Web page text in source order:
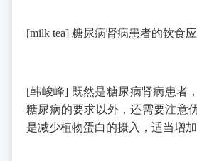
[milk tea] 糖尿病肾病患者的饮食
[韩峻峰] 既然是糖尿病肾病患者
糖尿病的要求以外，还需要注意
是减少植物蛋白的摄入，适当增